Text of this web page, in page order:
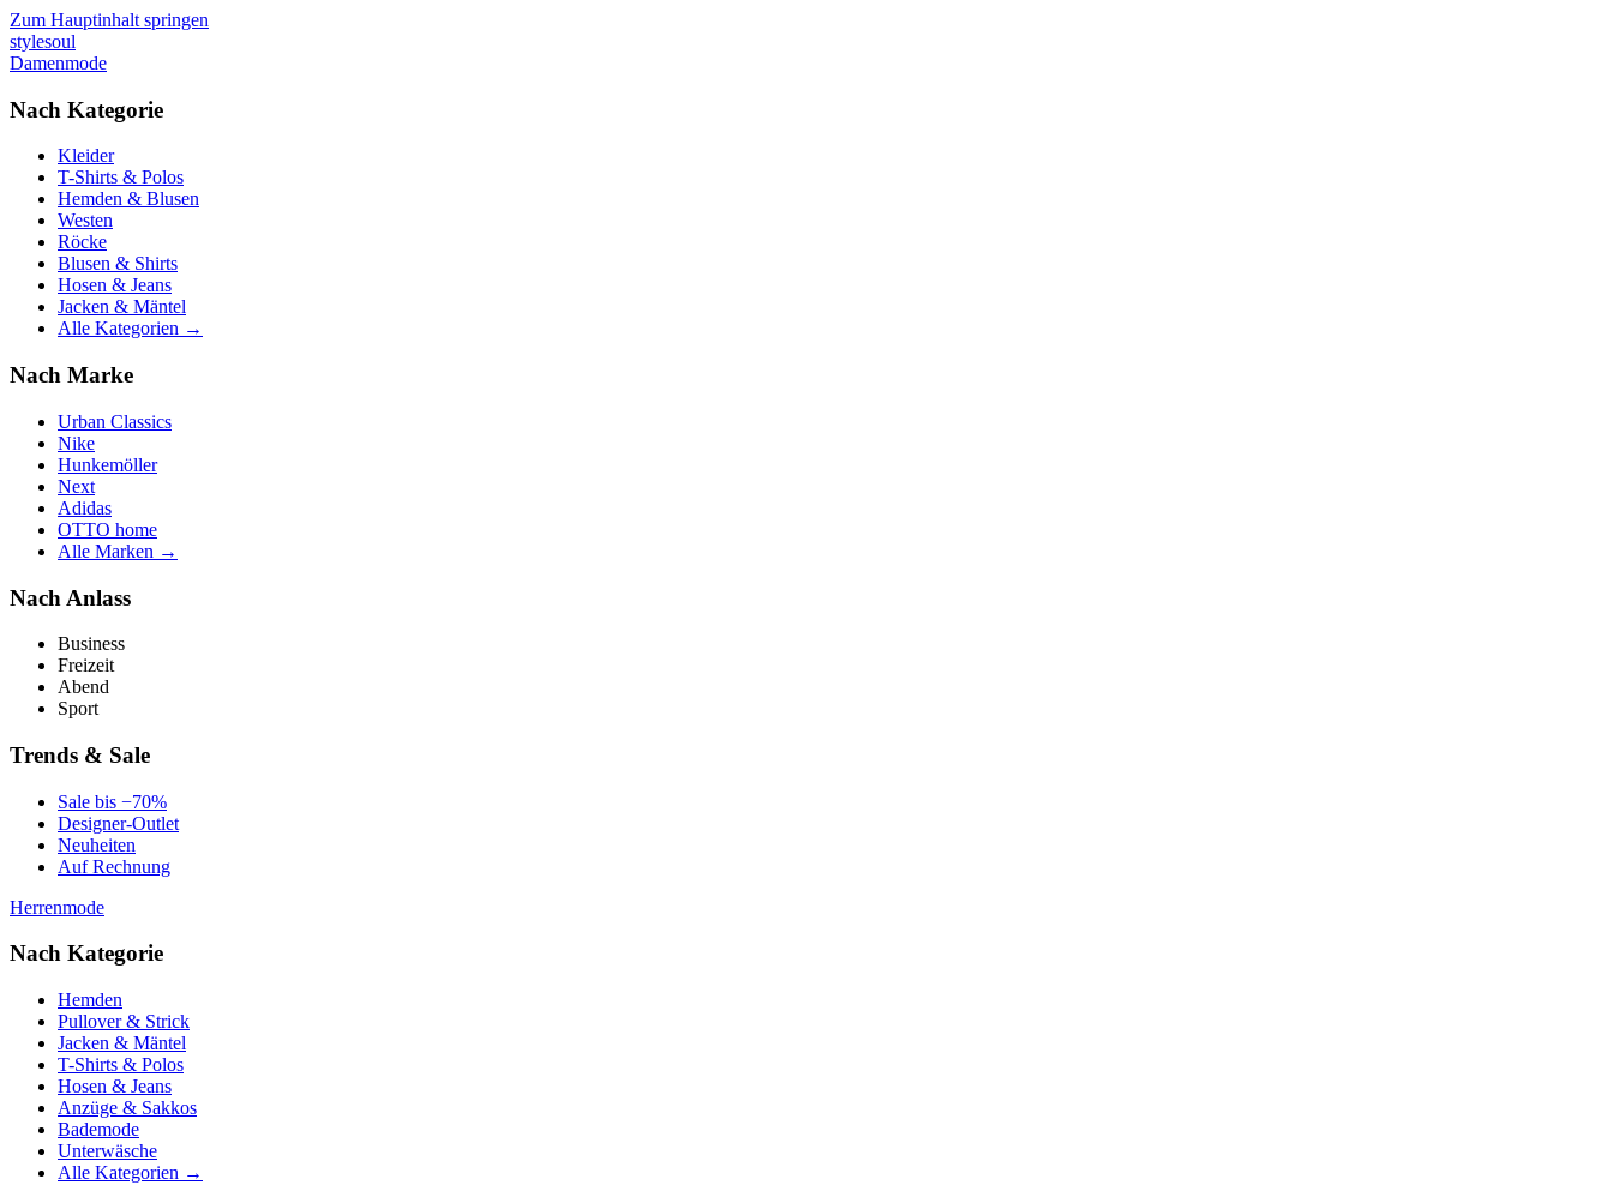
Zum Hauptinhalt springen
stylesoul
Damenmode
Nach Kategorie
Kleider
T-Shirts & Polos
Hemden & Blusen
Westen
Röcke
Blusen & Shirts
Hosen & Jeans
Jacken & Mäntel
Alle Kategorien →
Nach Marke
Urban Classics
Nike
Hunkemöller
Next
Adidas
OTTO home
Alle Marken →
Nach Anlass
Business
Freizeit
Abend
Sport
Trends & Sale
Sale bis −70%
Designer-Outlet
Neuheiten
Auf Rechnung
Herrenmode
Nach Kategorie
Hemden
Pullover & Strick
Jacken & Mäntel
T-Shirts & Polos
Hosen & Jeans
Anzüge & Sakkos
Bademode
Unterwäsche
Alle Kategorien →